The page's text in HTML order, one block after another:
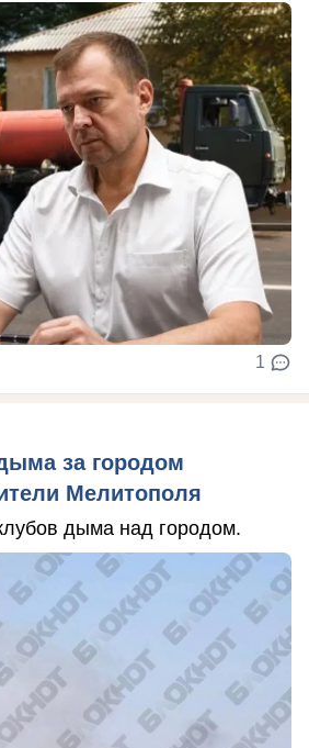
1
за городом
Мелитополя
дыма над городом.